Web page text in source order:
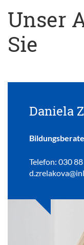
Unser
Sie
Daniela
Telefon: 030